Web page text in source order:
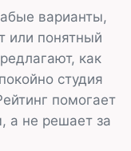
варианты,
или понятный
как
студия
помогает
а не решает за